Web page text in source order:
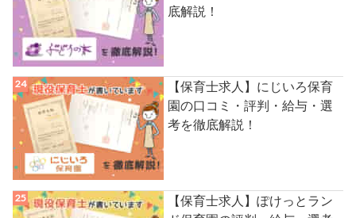
底解説！
【保育士求人】にじいろ保育
園の口コミ・評判・給与・選
考を徹底解説！
【保育士求人】ぽけっとラン